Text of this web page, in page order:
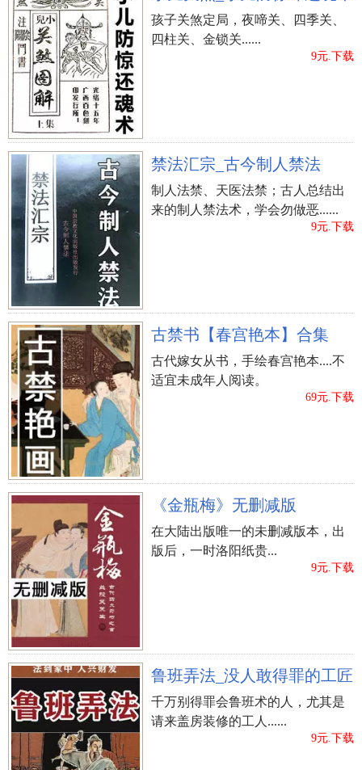
终也可以收获丰厚的收益。
一个人如果手纹中事业线出色太阳线较差，这种
手相中没有好的太阳线纹的话，说明个人在工作上
难以遇到好的机遇。虽然自己能够在工作中勤勤恳
恳，任劳任怨，但比起所自己的付出，最终收获缺
少的可怜。
一个人的手纹中，如果事业线与太阳线均不明
显，那么就是相当少见的一种手相线纹。一般来说
拥有这种手相的人一生会比较的平凡，不会有着起
伏不定的情况，可以说整个人生都称得上是“按部就
班”、“简单平淡”。当然对于某些人来说，这就是他
们所追求的生活方式。
太阳线和事线的相交并没有什么不好的，事业线
与太阳线的相交还会使自身的运势体现的更加明
显，把自己能通过什么方式来获取成功表明出来。
但是两线没有相交或者没有这两条线的也不需要灰
心或放弃，因为在这个社会，只要你能把自己的能
力好好的运用出来，自会有出路，慢慢的走向成
功。
事业线 命运线 相术大全 成功线
上一篇：半截眉毛的男人命好吗：能嫁吗
孩子关煞定局，夜啼关、四季关、
四柱关、金锁关......
9元.下载
禁法汇宗_古今制人禁法
制人法禁、天医法禁；古人总结出
来的制人禁法术，学会勿做恶......
9元.下载
古禁书【春宫艳本】合集
古代嫁女从书，手绘春宫艳本....不
适宜未成年人阅读。
69元.下载
《金瓶梅》无删减版
在大陆出版唯一的未删减版本，出
版后，一时洛阳纸贵...
9元.下载
鲁班弄法_没人敢得罪的工匠
千万别得罪会鲁班术的人，尤其是
请来盖房装修的工人......
9元.下载